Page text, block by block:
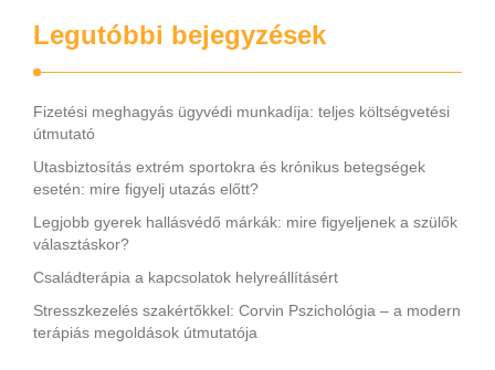
Legutóbbi bejegyzések
Fizetési meghagyás ügyvédi munkadíja: teljes költségvetési
útmutató
Utasbiztosítás extrém sportokra és krónikus betegségek
esetén: mire figyelj utazás előtt?
Legjobb gyerek hallásvédő márkák: mire figyeljenek a szülők
választáskor?
Családterápia a kapcsolatok helyreállításért
Stresszkezelés szakértőkkel: Corvin Pszichológia – a modern
terápiás megoldások útmutatója